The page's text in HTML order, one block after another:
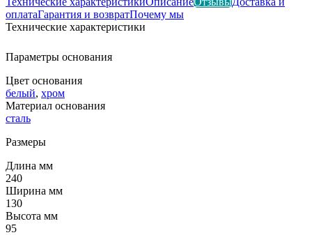
оплатаГарантия и возвратПочему мы
Технические характеристики
Параметры основания
Цвет основания
белый, хром
Материал основания
сталь
Размеры
Длина мм
240
Ширина мм
130
Высота мм
95